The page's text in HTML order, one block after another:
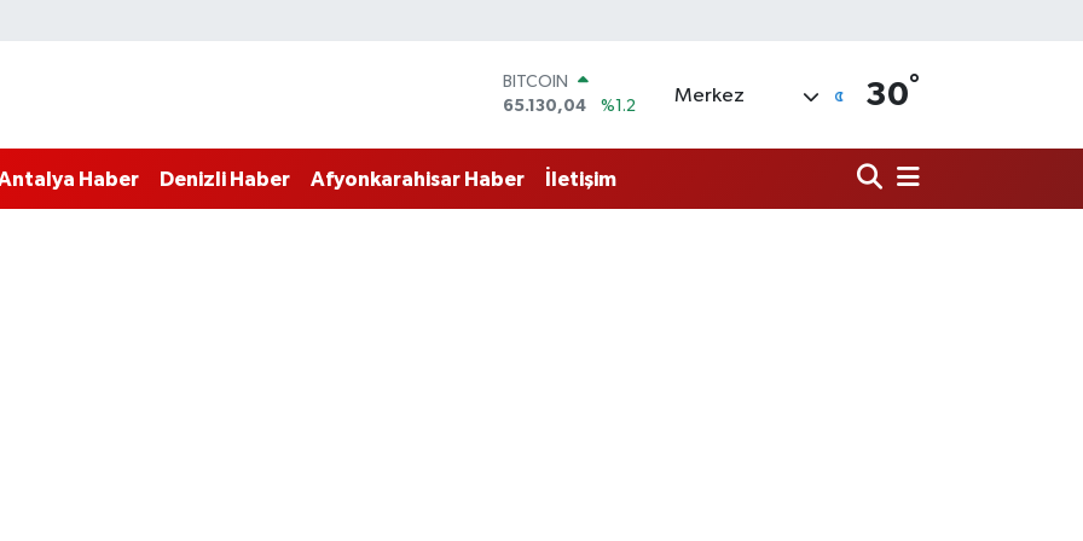
BITCOIN
65.130,04
%1.2
47,7106
%0.17
EURO
%0.27
Merkez 30°
Haber Denizli Haber Afyonkarahisar Haber İletişim